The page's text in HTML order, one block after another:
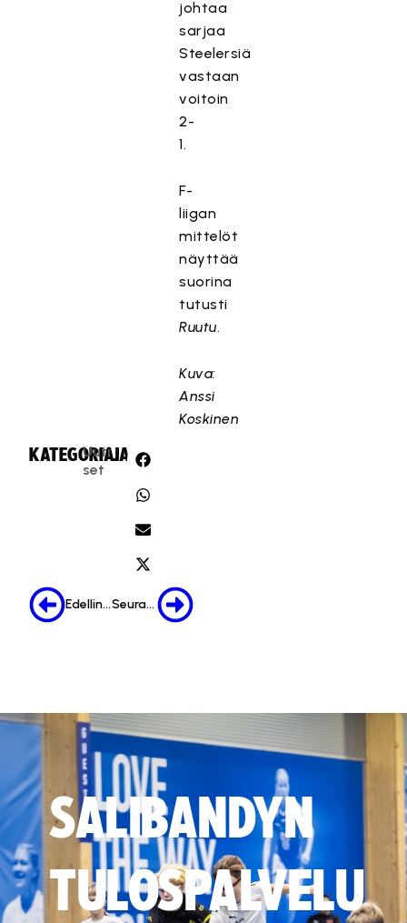
johtaa
sarjaa
Steelersiä
vastaan
voitoin
2-
1.
F-
liigan
mittelöt
näyttää
suorina
tutusti
Ruutu.
Kuva:
Anssi
Koskinen
KATEGORIA:
Uuti
set
JAA:
Edellinen Seuraava
SALIBANDYN
TULOSPALVELU